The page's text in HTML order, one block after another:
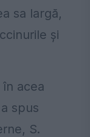
sa largă,
și
acea
a spus
S.